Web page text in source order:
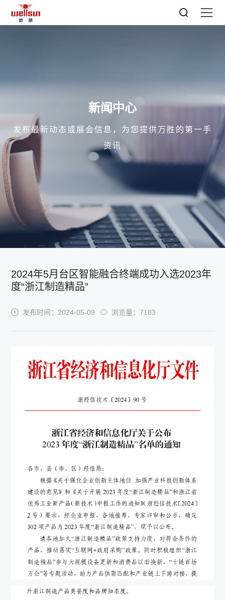
新闻中心
发布最新动态或展会信息，为您提供万胜的第一手
资讯
2024年5月台区智能融合终端成功入选2023年
度“浙江制造精品”
发布时间：2024-05-09 浏览量：7183